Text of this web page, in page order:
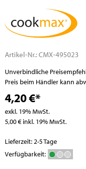
Artikel-Nr.:CMX-495023
Unverbindliche
Preis beim Händler kann
4,20 €*
exkl. 19% MwSt.
5,00 € inkl. 19% MwSt.
Lieferzeit: 2-5 Tage
Verfügbarkeit: